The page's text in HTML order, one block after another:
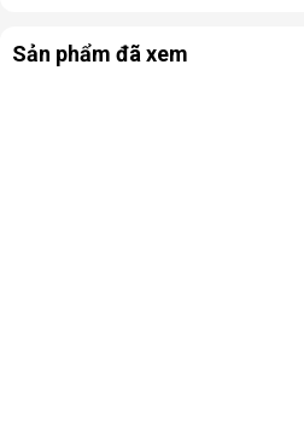
Sản phẩm đã xem